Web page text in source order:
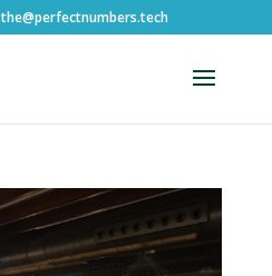
the@perfectnumbers.tech